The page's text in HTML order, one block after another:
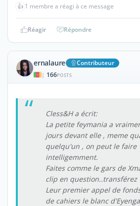
👍 1 membre a réagi à ce message
Réagir Répondre
ernalaure Contributeur
| 166POSTS
Cless&H a écrit:
La petite feymania a
jours devant elle , meme
quelqu'un , on peut le faire
intelligemment.
Faites comme le gars de
clip en question..transférez
Leur premier appel de
de cahiers le blanc